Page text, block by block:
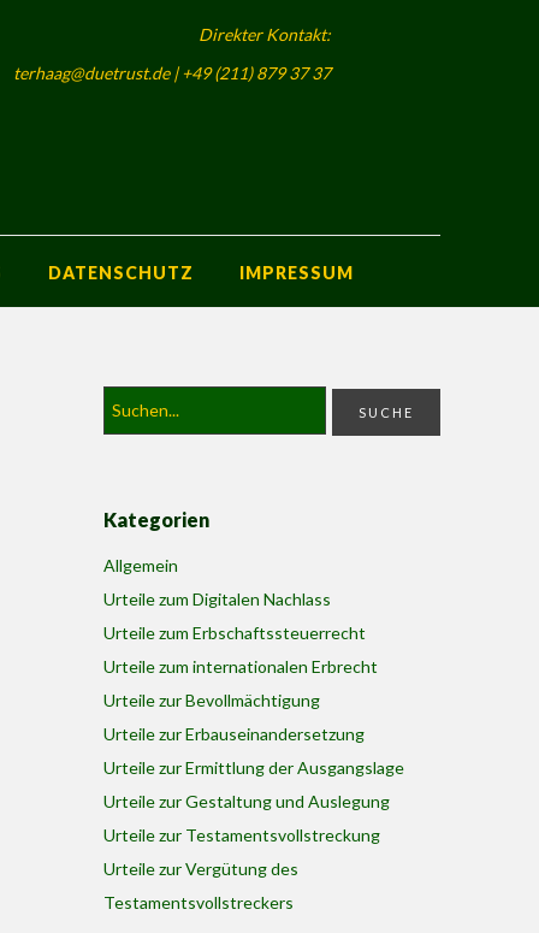
Direkter Kontakt:
terhaag@duetrust.de | +49 (211) 879 37 37
DATENSCHUTZ IMPRESSUM
Kategorien
Allgemein
Urteile zum Digitalen Nachlass
Urteile zum Erbschaftssteuerrecht
Urteile zum internationalen Erbrecht
Urteile zur Bevollmächtigung
Urteile zur Erbauseinandersetzung
Urteile zur Ermittlung der Ausgangslage
Urteile zur Gestaltung und Auslegung
Urteile zur Testamentsvollstreckung
Urteile zur Vergütung des
Testamentsvollstreckers